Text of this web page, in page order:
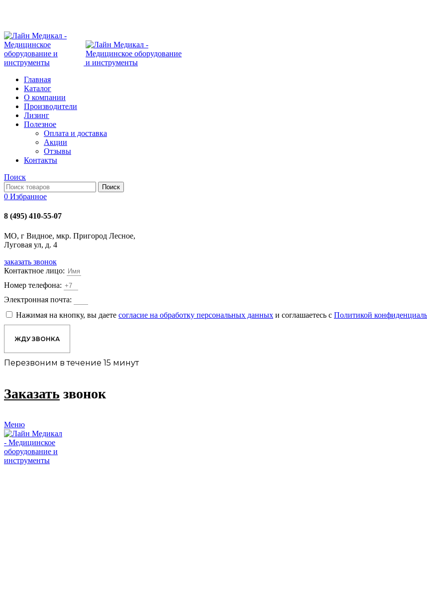
Главная
Каталог
О компании
Производители
Лизинг
Полезное
Оплата и доставка
Акции
Отзывы
Контакты
Поиск
Поиск
0 Избранное
8 (495) 410-55-07
МО, г Видное, мкр. Пригород Лесное,
Луговая ул, д. 4
заказать звонок
Контактное лицо:
Номер телефона:
Электронная почта:
Нажимая на кнопку, вы даете согласие на обработку персональных данных и соглашаетесь с Политикой
ЖДУ ЗВОНКА
Перезвоним в течение 15 минут
Заказать звонок
Меню